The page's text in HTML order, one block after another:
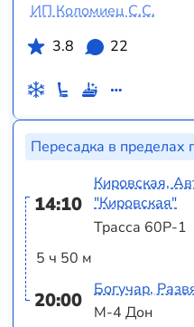
ИП Коломиец С.С.
3.8
22
Пересадка в пределах
14:10
5 ч 50 м
20:00
Кировская,
"Кировская"
Трасса 60Р-1
Богучар,
М-4 Дон